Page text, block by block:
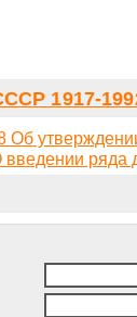
1917-
ряда